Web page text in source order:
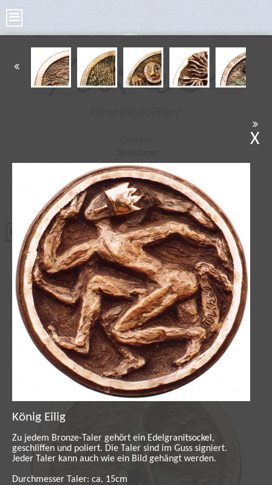
Bilder
Kleine Skulpturen
Bronze Taler
Poesie Taler
Tonplastiken
Radierungen
X
König Eilig
Zu jedem Bronze-Taler gehört ein Edelgranitsockel,
geschliffen und poliert. Die Taler sind im Guss signiert.
Jeder Taler kann auch wie ein Bild gehängt werden.
Durchmesser Taler: ca. 15cm
Handgegossene Bronzen. Sockel aus Stein,
Auflage 99 Exemplare, signiert. Zertifikat zu
jedem Taler, Handsignierte kleine kolorierte
Grafik. Einige Motive durch Kristalle attraktiv
veredelt.